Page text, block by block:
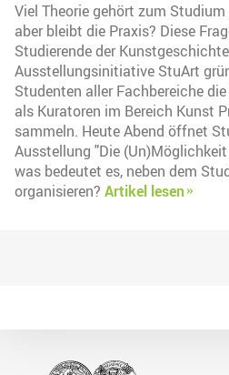
Viel Theorie gehört zum
aber bleibt die Praxis? Diese
Studierende der
Ausstellungsinitiative StuArt
Studenten aller Fachbereiche
als Kuratoren im Bereich Kunst
sammeln. Heute Abend öffnet
Ausstellung "Die
was bedeutet es, neben dem
organisieren? Artikel lesen